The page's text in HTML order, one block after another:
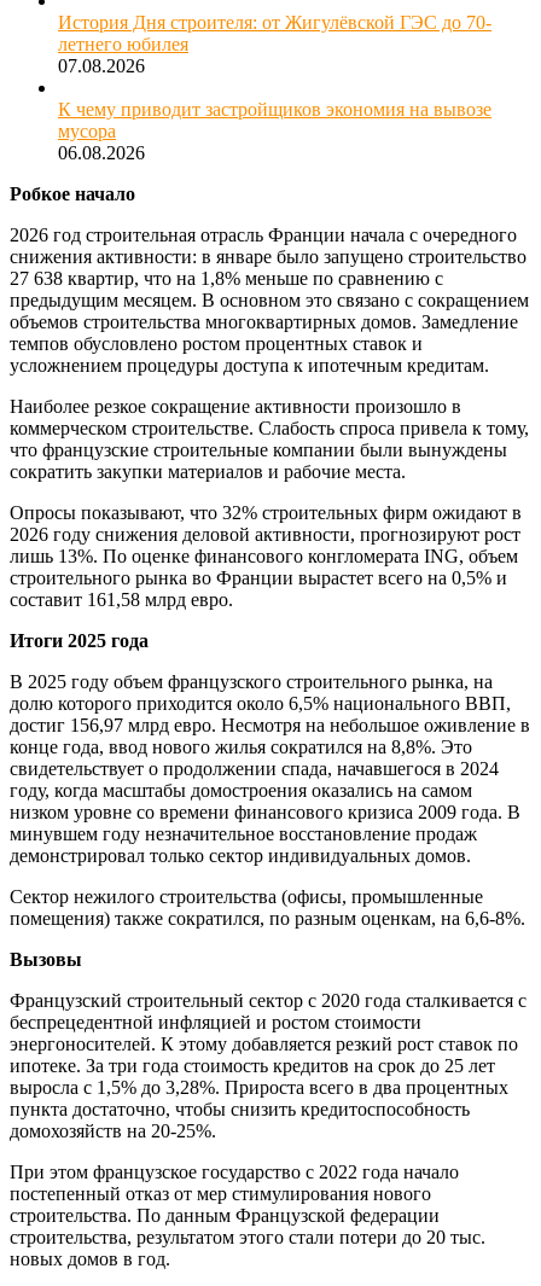
История Дня строителя: от Жигулёвской ГЭС до 70-
летнего юбилея
07.08.2026
К чему приводит застройщиков экономия на вывозе
мусора
06.08.2026
Робкое начало
2026 год строительная отрасль Франции начала с очередного
снижения активности: в январе было запущено строительство
27 638 квартир, что на 1,8% меньше по сравнению с
предыдущим месяцем. В основном это связано с сокращением
объемов строительства многоквартирных домов. Замедление
темпов обусловлено ростом процентных ставок и
усложнением процедуры доступа к ипотечным кредитам.
Наиболее резкое сокращение активности произошло в
коммерческом строительстве. Слабость спроса привела к тому,
что французские строительные компании были вынуждены
сократить закупки материалов и рабочие места.
Опросы показывают, что 32% строительных фирм ожидают в
2026 году снижения деловой активности, прогнозируют рост
лишь 13%. По оценке финансового конгломерата ING, объем
строительного рынка во Франции вырастет всего на 0,5% и
составит 161,58 млрд евро.
Итоги 2025 года
В 2025 году объем французского строительного рынка, на
долю которого приходится около 6,5% национального ВВП,
достиг 156,97 млрд евро. Несмотря на небольшое оживление в
конце года, ввод нового жилья сократился на 8,8%. Это
свидетельствует о продолжении спада, начавшегося в 2024
году, когда масштабы домостроения оказались на самом
низком уровне со времени финансового кризиса 2009 года. В
минувшем году незначительное восстановление продаж
демонстрировал только сектор индивидуальных домов.
Сектор нежилого строительства (офисы, промышленные
помещения) также сократился, по разным оценкам, на 6,6-8%.
Вызовы
Французский строительный сектор с 2020 года сталкивается с
беспрецедентной инфляцией и ростом стоимости
энергоносителей. К этому добавляется резкий рост ставок по
ипотеке. За три года стоимость кредитов на срок до 25 лет
выросла с 1,5% до 3,28%. Прироста всего в два процентных
пункта достаточно, чтобы снизить кредитоспособность
домохозяйств на 20-25%.
При этом французское государство с 2022 года начало
постепенный отказ от мер стимулирования нового
строительства. По данным Французской федерации
строительства, результатом этого стали потери до 20 тыс.
новых домов в год.